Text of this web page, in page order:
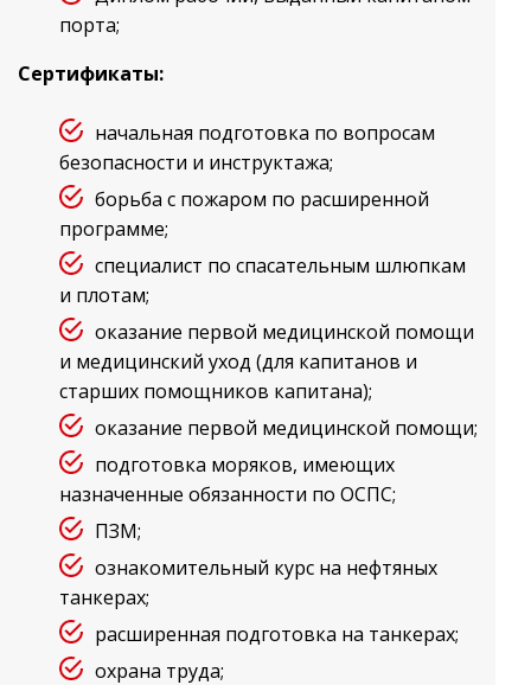
порта;
Сертификаты:
начальная подготовка по вопросам
безопасности и инструктажа;
борьба с пожаром по расширенной
программе;
специалист по спасательным шлюпкам
и плотам;
оказание первой медицинской помощи
и медицинский уход (для капитанов и
старших помощников капитана);
оказание первой медицинской помощи;
подготовка моряков, имеющих
назначенные обязанности по ОСПС;
ПЗМ;
ознакомительный курс на нефтяных
танкерах;
расширенная подготовка на танкерах;
охрана труда;